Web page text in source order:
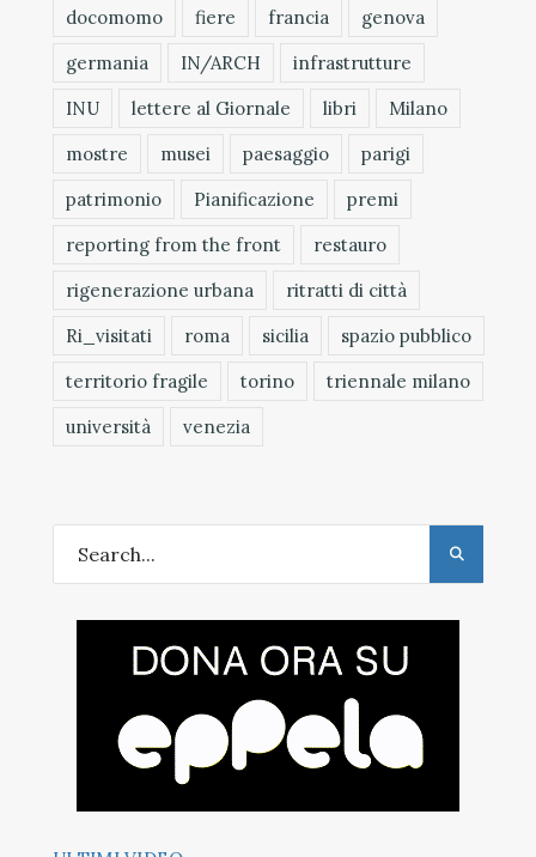
docomomo
fiere francia
genova
germania
IN/ARCH
infrastrutture
INU
lettere al Giornale libri
Milano
mostre
musei paesaggio
parigi
patrimonio
Pianificazione
premi
reporting from the front
restauro
rigenerazione urbana
ritratti di città
Ri_visitati
roma sicilia
spazio pubblico
territorio fragile
torino
triennale milano
università
venezia